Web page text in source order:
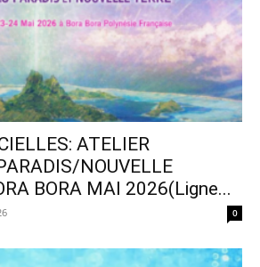
ATELIER
NOUVELLE
BORA MAI 2026(Ligne...
0